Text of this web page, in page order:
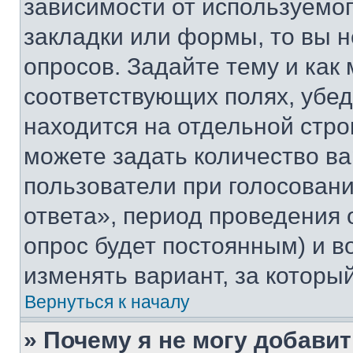
зависимости от
закладки или формы, то вы
опросов. Задайте тему и
соответствующих полях,
находится на отдельной
можете задать количество
пользователи при
ответа», период проведения
опрос будет постоянным) и
изменять вариант, за
Вернуться к началу
» Почему я не могу